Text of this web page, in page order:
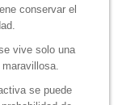
conservar el
vive solo una
se puede